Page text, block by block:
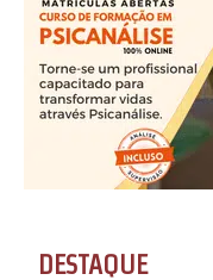
DESTAQUE